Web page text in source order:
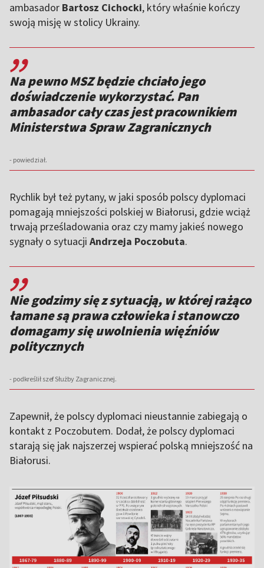
ambasador Bartosz Cichocki, który właśnie kończy
swoją misję w stolicy Ukrainy.
,,
Na pewno MSZ będzie chciało jego
doświadczenie wykorzystać. Pan
ambasador cały czas jest pracownikiem
Ministerstwa Spraw Zagranicznych
- powiedział.
Rychlik był też pytany, w jaki sposób polscy dyplomaci
pomagają mniejszości polskiej w Białorusi, gdzie wciąż
trwają prześladowania oraz czy mamy jakieś nowego
sygnały o sytuacji Andrzeja Poczobuta.
,,
Nie godzimy się z sytuacją, w której rażąco
łamane są prawa człowieka i stanowczo
domagamy się uwolnienia więźniów
politycznych
- podkreślił szef Służby Zagranicznej.
Zapewnił, że polscy dyplomaci nieustannie zabiegają o
kontakt z Poczobutem. Dodał, że polscy dyplomaci
starają się jak najszerzej wspierać polską mniejszość na
Białorusi.